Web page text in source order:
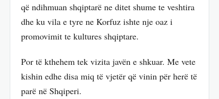
që ndihmuan shqiptarë ne ditet shume te veshtira
dhe ku vila e tyre ne Korfuz ishte nje oaz i
promovimit te kultures shqiptare.
Por të kthehem tek vizita javën e shkuar. Me vete
kishin edhe disa miq të vjetër që vinin për herë të
parë në Shqiperi.